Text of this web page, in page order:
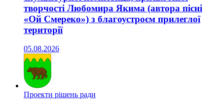
творчості Любомира Якима (автора пісні
«Ой Смереко») з благоустроєм прилеглої
території
05.08.2026
Проекти рішень ради